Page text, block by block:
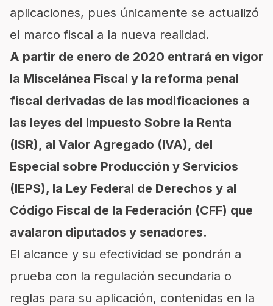
aplicaciones, pues únicamente se actualizó
el marco fiscal a la nueva realidad.
A partir de enero de 2020 entrará en vigor
la Miscelánea Fiscal y la reforma penal
fiscal derivadas de las modificaciones a
las leyes del Impuesto Sobre la Renta
(ISR), al Valor Agregado (IVA), del
Especial sobre Producción y Servicios
(IEPS), la Ley Federal de Derechos y al
Código Fiscal de la Federación (CFF) que
avalaron diputados y senadores.
El alcance y su efectividad se pondrán a
prueba con la regulación secundaria o
reglas para su aplicación, contenidas en la